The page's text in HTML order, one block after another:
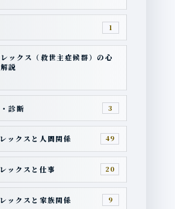
1
ックス（救世主症候群）の心
説
診断 3
ックスと人間関係 49
ックスと仕事 20
ックスと家族関係 9